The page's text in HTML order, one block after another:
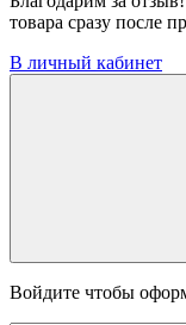
товара сразу после
В личный кабинет
Войдите чтобы